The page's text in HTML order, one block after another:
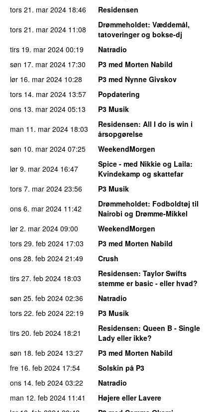
tors 21. mar 2024 18:46
Residensen
tors 21. mar 2024 11:08 Drømmeholdet: Væddemål,
tatoveringer og bokse-dj
tirs 19. mar 2024 00:19
Natradio
søn 17. mar 2024 17:30
P3 med Morten Nabild
lør 16. mar 2024 10:28
P3 med Nynne Givskov
tors 14. mar 2024 13:57
Popdatering
ons 13. mar 2024 05:13
P3 Musik
man 11. mar 2024 18:03 Residensen: All I do is win i
årsopgørelse
søn 10. mar 2024 07:25
WeekendMorgen
lør 9. mar 2024 16:47 Spice - med Nikkie og Laila:
Kvindekamp og skattefar
tors 7. mar 2024 23:56
P3 Musik
ons 6. mar 2024 11:42 Drømmeholdet: Fodboldtøj til
Nairobi og Drømme-Mikkel
lør 2. mar 2024 09:00
WeekendMorgen
tors 29. feb 2024 17:03
P3 med Morten Nabild
ons 28. feb 2024 21:49
Crush
tirs 27. feb 2024 18:03 Residensen: Taylor Swifts
stemme er basic - eller hvad?
søn 25. feb 2024 02:36
Natradio
tors 22. feb 2024 22:19
P3 Musik
tirs 20. feb 2024 18:21 Residensen: Queen B - Single
Lady eller ikke?
søn 18. feb 2024 13:27
P3 med Morten Nabild
fre 16. feb 2024 17:54
Solskin på P3
ons 14. feb 2024 03:22
Natradio
man 12. feb 2024 11:41
Højere eller Lavere